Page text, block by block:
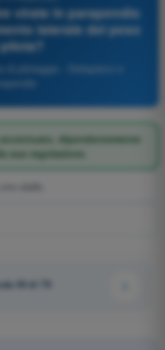
virate in parapendio
laterale del peso
di pilotaggio - Deltaplano e
dipendentemente
sua regolazione.
49 di 79